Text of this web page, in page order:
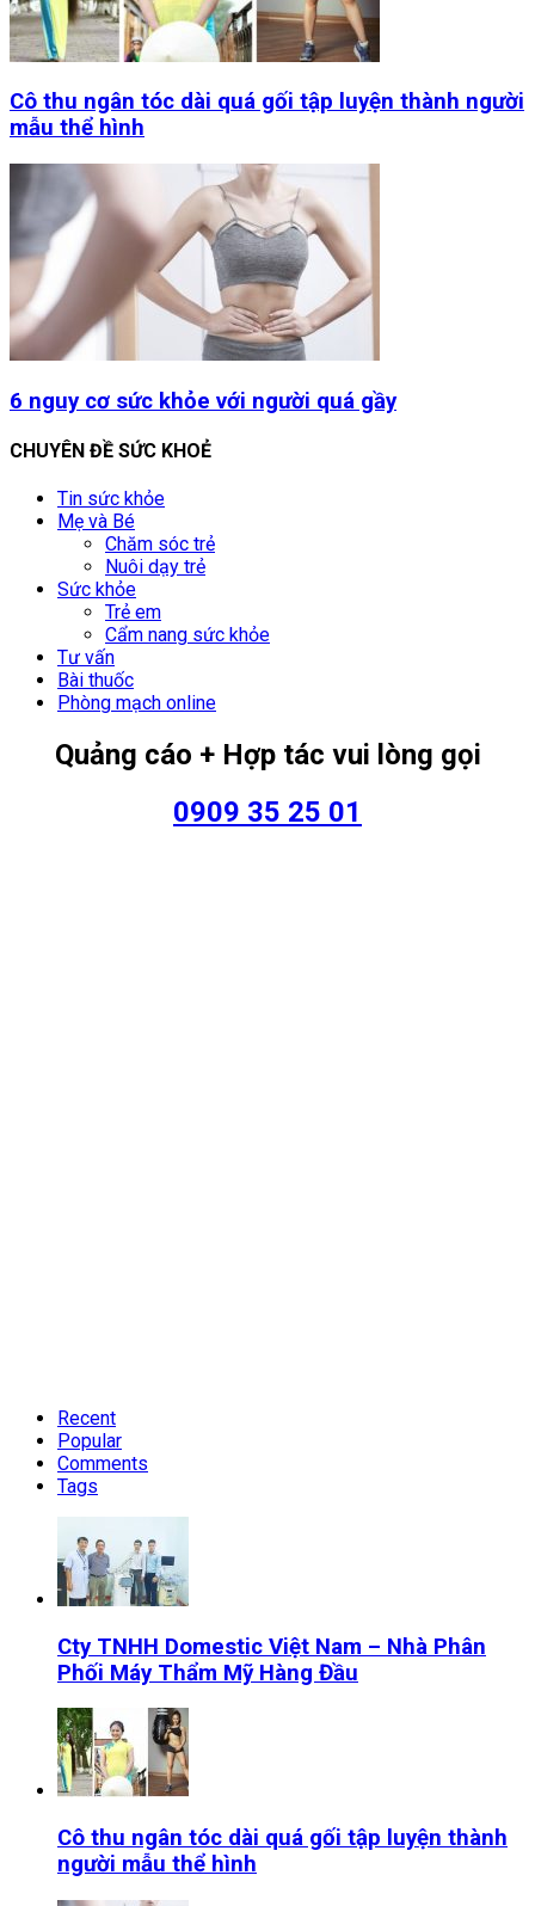
Cô thu ngân tóc dài quá gối tập luyện thành người
mẫu thể hình
6 nguy cơ sức khỏe với người quá gầy
CHUYÊN ĐỀ SỨC KHOẺ
Tin sức khỏe
Mẹ và Bé
Chăm sóc trẻ
Nuôi dạy trẻ
Sức khỏe
Trẻ em
Cẩm nang sức khỏe
Tư vấn
Bài thuốc
Phòng mạch online
Quảng cáo + Hợp tác vui lòng gọi
0909 35 25 01
Recent
Popular
Comments
Tags
Cty TNHH Domestic Việt Nam – Nhà Phân
Phối Máy Thẩm Mỹ Hàng Đầu
Cô thu ngân tóc dài quá gối tập luyện thành
người mẫu thể hình